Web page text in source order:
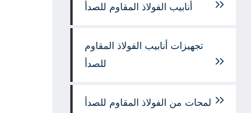
أنابيب الفولاذ المقاوم للصدأ
تجهيزات أنابيب الفولاذ المقاوم
للصدأ
لمحات من الفولاذ المقاوم للصدأ